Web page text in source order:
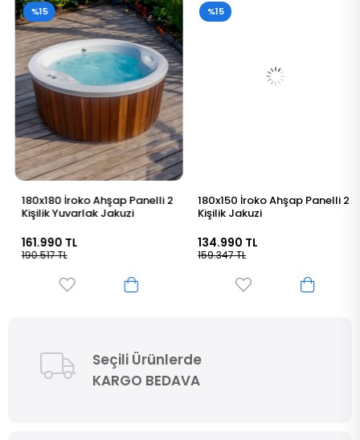
180x180 İroko Ahşap Panelli 2
Kişilik Yuvarlak Jakuzi
161.990 TL
190.517 TL
%15
180x150 İroko Ahşap Panelli 2
Kişilik Jakuzi
134.990 TL
159.347 TL
%15
Seçili Ürünlerde
KARGO BEDAVA